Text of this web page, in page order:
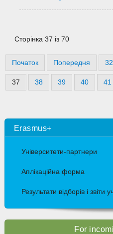
Сторінка 37 із 70
Початок Попередня 32
37 38 39 40 41
Erasmus+
Університети-партнери
Аплікаційна форма
Результати відборів і звіти
For